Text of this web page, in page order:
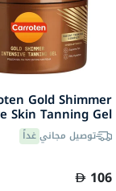
Gold Shimmer
Skin Tanning Gel
150mlتوصيل مجانيغداً
106